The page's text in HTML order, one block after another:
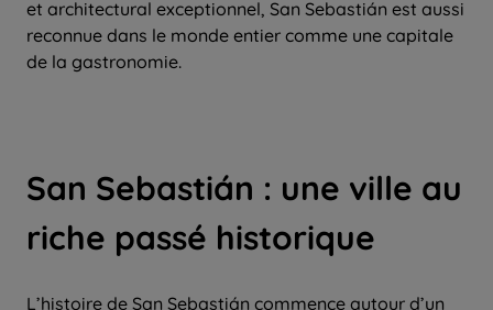
et architectural exceptionnel, San Sebastián est aussi
reconnue dans le monde entier comme une capitale
de la gastronomie.
San Sebastián : une ville au
riche passé historique
L’histoire de San Sebastián commence autour d’un